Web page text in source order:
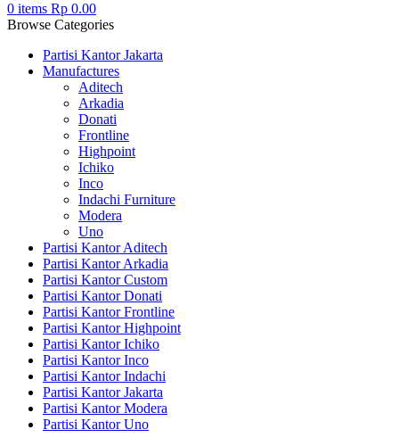
0 items Rp 0.00
Browse Categories
Partisi Kantor Jakarta
Manufactures
Aditech
Arkadia
Donati
Frontline
Highpoint
Ichiko
Inco
Indachi Furniture
Modera
Uno
Partisi Kantor Aditech
Partisi Kantor Arkadia
Partisi Kantor Custom
Partisi Kantor Donati
Partisi Kantor Frontline
Partisi Kantor Highpoint
Partisi Kantor Ichiko
Partisi Kantor Inco
Partisi Kantor Indachi
Partisi Kantor Jakarta
Partisi Kantor Modera
Partisi Kantor Uno